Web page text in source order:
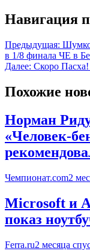
Навигация
Предыдущая:
в 1/8 финала ЧЕ в
Далее: Скоро Пасха!
Похожие
Норман
«Человек-
Чемпионат.com2
Microsoft и
показ
Ferra.ru2 месяца